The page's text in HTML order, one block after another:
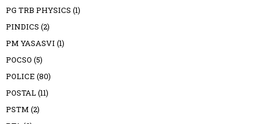
PG TRB PHYSICS (1)
PINDICS (2)
PM YASASVI (1)
POCSO (5)
POLICE (80)
POSTAL(11)
PSTM (2)